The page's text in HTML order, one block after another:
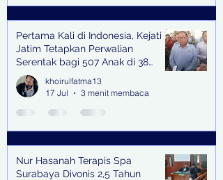
Pertama Kali di Indonesia, Kejati
Jatim Tetapkan Perwalian
Serentak bagi 507 Anak di 38
Kabupaten & Kota
khoirulfatma13
17 Jul
3 menit membaca
Nur Hasanah Terapis Spa
Surabaya Divonis 2,5 Tahun